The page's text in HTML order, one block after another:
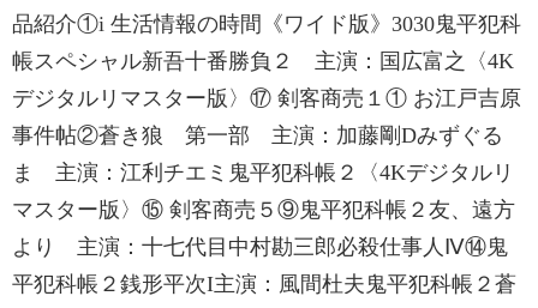
品紹介①i 生活情報の時間《ワイド版》3030鬼平犯科
帳スペシャル新吾十番勝負２ 主演：国広富之〈4K
デジタルリマスター版〉⑰ 剣客商売１① お江戸吉原
事件帖②蒼き狼 第一部 主演：加藤剛Dみずぐる
ま 主演：江利チエミ鬼平犯科帳２〈4Kデジタルリ
マスター版〉⑮ 剣客商売５⑨鬼平犯科帳２友、遠方
より 主演：十七代目中村勘三郎必殺仕事人Ⅳ⑭鬼
平犯科帳２銭形平次I主演：風間杜夫鬼平犯科帳２蒼